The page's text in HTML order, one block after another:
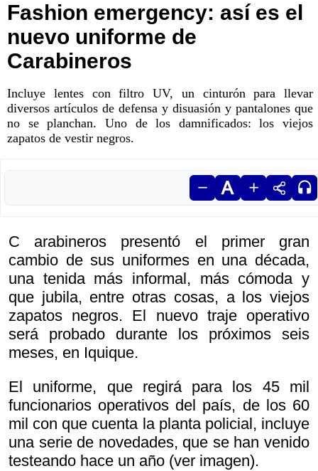
Fashion emergency: así es el
nuevo uniforme de
Carabineros
Incluye lentes con filtro UV, un cinturón para llevar
diversos artículos de defensa y disuasión y pantalones que
no se planchan. Uno de los damnificados: los viejos
zapatos de vestir negros.
C arabineros presentó el primer gran
cambio de sus uniformes en una década,
una tenida más informal, más cómoda y
que jubila, entre otras cosas, a los viejos
zapatos negros. El nuevo traje operativo
será probado durante los próximos seis
meses, en Iquique.
El uniforme, que regirá para los 45 mil
funcionarios operativos del país, de los 60
mil con que cuenta la planta policial, incluye
una serie de novedades, que se han venido
testeando hace un año (ver imagen).